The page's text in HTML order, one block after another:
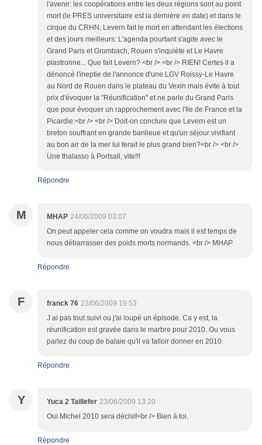
l'avenir: les coopérations entre les deux régions sont au point
mort (le PRES universitaire est la dernière en date) et dans le
cirque du CRHN, Levern fait le mort en attendant les élections
et des jours meilleurs: L'agenda pourtant s'agite avec le
Grand Paris et Grumbach, Rouen s'inquiète et Le Havre
plastronne... Que fait Levern? <br /> <br /> RIEN! Certes il a
dénoncé l'ineptie de l'annonce d'une LGV Roissy-Le Havre
au Nord de Rouen dans le plateau du Vexin mais évite à tout
prix d'évoquer la "Réunification" et ne parle du Grand Paris
que pour évoquer un rapprochement avec l'Ile de France et la
Picardie:<br /> <br /> Doit-on conclure que Levern est un
breton souffrant en grande banlieue et qu'un séjour vivifiant
au bon air de la mer lui ferait le plus grand bien?<br /> <br />
Une thalasso à Portsall, vite!!!
Répondre
M MHAP 24/06/2009 03:07
On peut appeler cela comme on voudra mais il est temps de
nous débarrasser des poids morts normands. <br /> MHAP
Répondre
F franck 76 23/06/2009 19:53
J ai pas tout suivi ou j'ai loupé un épisode. Ca y est, la
réunification est gravée dans le marbre pour 2010. Ou vous
parlez du coup de balaie qu'il va falloir donner en 2010.
Répondre
Y Yuca 2 Taillefer 23/06/2009 13:20
Oui Michel 2010 sera décisif<br /> Bien à toi.
Répondre